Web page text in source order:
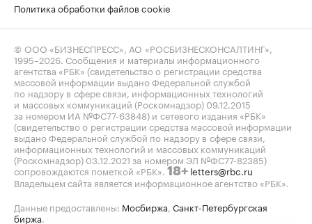
Политика обработки файлов cookie
© ООО «БИЗНЕСПРЕСС», АО «РОСБИЗНЕСКОНСАЛТИНГ»,
1995–2026. Сообщения и материалы информационного
агентства «РБК» (свидетельство о регистрации средства
массовой информации выдано Федеральной службой
по надзору в сфере связи, информационных технологий
и массовых коммуникаций (Роскомнадзор) 09.12.2015
за номером ИА №ФС77-63848) и сетевого издания «РБК»
(свидетельство о регистрации средства массовой информации
выдано Федеральной службой по надзору в сфере связи,
информационных технологий и массовых коммуникаций
(Роскомнадзор) 03.12.2021 за номером ЭЛ №ФС77-82385)
сопровождаются пометкой «РБК». 18+ letters@rbc.ru
Владельцем сайта является информационное агентство «РБК».
Данные предоставлены: Мосбиржа, Санкт-Петербургская
биржа.